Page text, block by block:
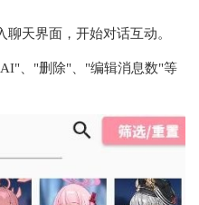
天界面，开始对话互动。
、"删除"、"编辑消息数"等